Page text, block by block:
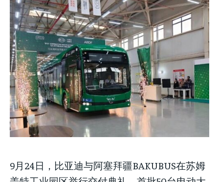
Your Profile
NEWS LIFESTYLE PUBLIC OPINION
Your Profile
NEWS LIFESTYLE PUBLIC OPINION
Your Profile
NEWS LIFESTYLE PUBLIC OPINION
9月24日，比亚迪与阿塞拜疆BAKUBUS在苏姆